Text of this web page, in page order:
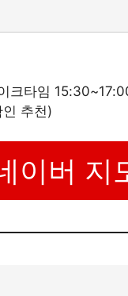
크타임
추천)
이버 지